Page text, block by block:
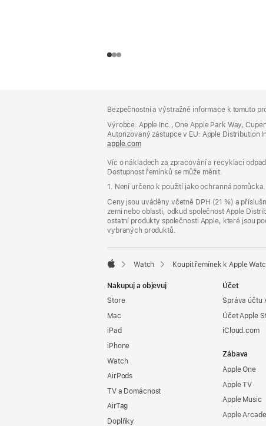
Bezpečnostní a výstražné informace k tomuto
Výrobce: Apple Inc., One Apple Park Way,
Autorizovaný zástupce v EU: Apple Distribution
apple.com(otevře
v novém
okně)
Víc o nákladech za zpracování a recyklaci
Dostupnost řemínků se může měnit.
1. Není určeno k použití jako ochranná pomůcka.
Ceny jsou uváděny včetně DPH (21 %) a
zemi nebo oblasti, odkud společnost Apple
ostatní produkty společnosti Apple, které jsou
vybraných produktů.
Watch Koupit řemínek k Apple
Nakupuj a objevuj
Store
Mac
iPad
iPhone
Watch
AirPods
TV a Domácnost
AirTag
Doplňky
Účet
Správa účtu
Účet Apple
iCloud.com
Zábava
Apple One
Apple TV
Apple Music
Apple Arcade